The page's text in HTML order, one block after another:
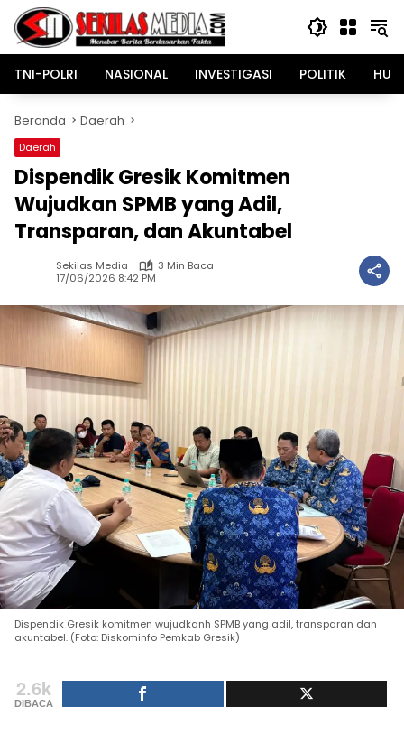
Langsung
konten
TNI-POLRI
NASIONAL INVESTIGASI POLITIK
Beranda Daerah
Daerah
Dispendik Gresik Komitmen
Wujudkan SPMB yang Adil,
Transparan, dan Akuntabel
Sekilas Media
3 Min Baca
17/06/2026 8:42 PM
Dispendik Gresik komitmen wujudkanh SPMB yang adil, transparan dan
akuntabel. (Foto: Diskominfo Pemkab Gresik)
2.6k
DIBACA